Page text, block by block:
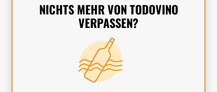
NICHTS MEHR VON TODOVINO
VERPASSEN?